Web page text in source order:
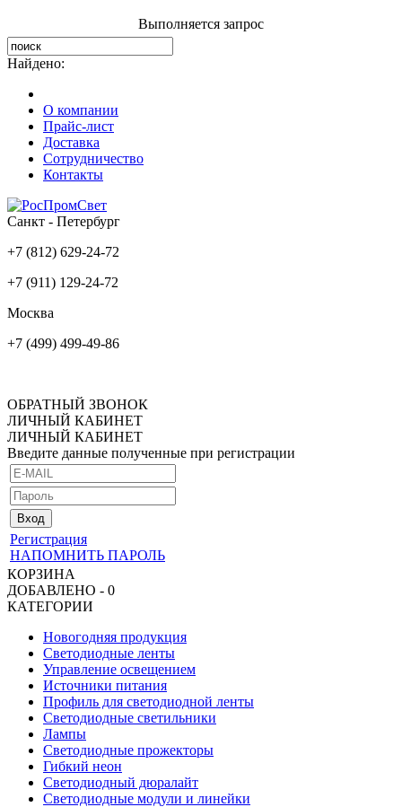
Выполняется запрос
Найдено:
О компании
Прайс-лист
Доставка
Сотрудничество
Контакты
Санкт - Петербург
+7 (812) 629-24-72
+7 (911) 129-24-72
Москва
+7 (499) 499-49-86
ОБРАТНЫЙ ЗВОНОК
ЛИЧНЫЙ КАБИНЕТ
ЛИЧНЫЙ КАБИНЕТ
Введите данные полученные при регистрации
Регистрация
НАПОМНИТЬ ПАРОЛЬ
КОРЗИНА
ДОБАВЛЕНО - 0
КАТЕГОРИИ
Новогодняя продукция
Светодиодные ленты
Управление освещением
Источники питания
Профиль для светодиодной ленты
Светодиодные светильники
Лампы
Светодиодные прожекторы
Гибкий неон
Светодиодный дюралайт
Светодиодные модули и линейки